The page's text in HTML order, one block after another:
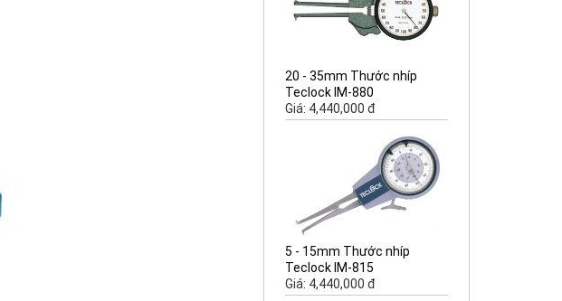
20 - 35mm Thước nhíp
Teclock IM-880
Giá: 4,440,000 đ
5 - 15mm Thước nhíp
Teclock IM-815
Giá: 4,440,000 đ